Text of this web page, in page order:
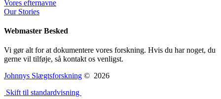
Vores efternavne
Our Stories
Webmaster Besked
Vi gør alt for at dokumentere vores forskning. Hvis du har noget, du
gerne vil tilføje, så kontakt os venligst.
Johnnys Slægtsforskning © 2026
Skift til standardvisning